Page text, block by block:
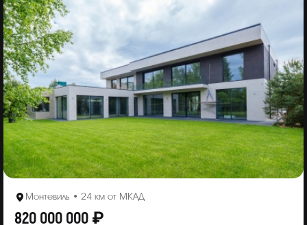
Монтевиль • 24 км от МКАД
820 000 000 ₽